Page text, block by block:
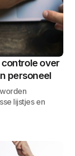
over
personeel
lijstjes en